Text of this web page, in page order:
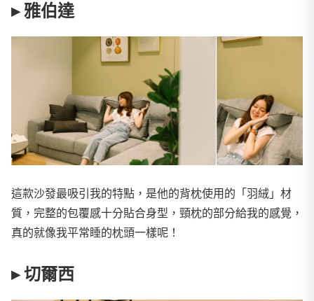
▸ 雅伯達
這款沙發最吸引我的特點，是他的背枕使用的「羽絨」材
質，完整的包覆感十分貼合身型，頸枕的部分給我的感覺，
真的就像我平常睡的枕頭一樣呢！
▸ 切爾西